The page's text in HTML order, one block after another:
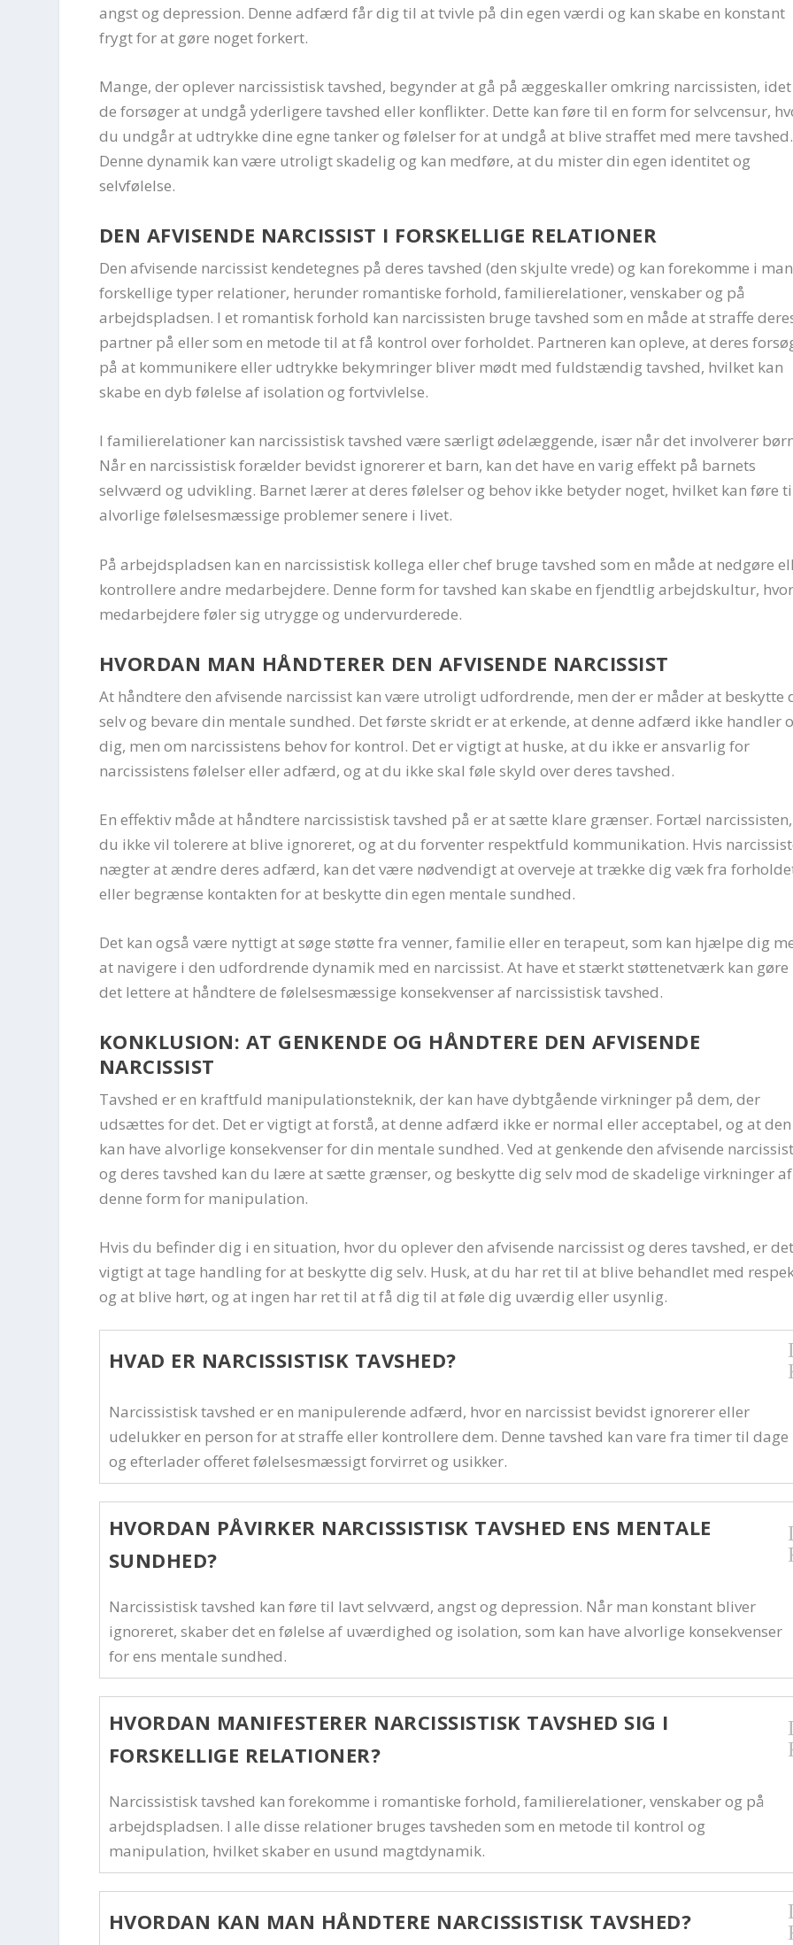
angst og depression. Denne adfærd får dig til at tvivle på din egen værdi og kan skabe en konstant
frygt for at gøre noget forkert.
Mange, der oplever narcissistisk tavshed, begynder at gå på æggeskaller omkring narcissisten, idet
de forsøger at undgå yderligere tavshed eller konflikter. Dette kan føre til en form for selvcensur,
du undgår at udtrykke dine egne tanker og følelser for at undgå at blive straffet med mere tavshed.
Denne dynamik kan være utroligt skadelig og kan medføre, at du mister din egen identitet og
selvfølelse.
DEN AFVISENDE NARCISSIST I FORSKELLIGE RELATIONER
Den afvisende narcissist kendetegnes på deres tavshed (den skjulte vrede) og kan forekomme i
forskellige typer relationer, herunder romantiske forhold, familierelationer, venskaber og på
arbejdspladsen. I et romantisk forhold kan narcissisten bruge tavshed som en måde at straffe
partner på eller som en metode til at få kontrol over forholdet. Partneren kan opleve, at deres
på at kommunikere eller udtrykke bekymringer bliver mødt med fuldstændig tavshed, hvilket kan
skabe en dyb følelse af isolation og fortvivlelse.
I familierelationer kan narcissistisk tavshed være særligt ødelæggende, især når det involverer
Når en narcissistisk forælder bevidst ignorerer et barn, kan det have en varig effekt på barnets
selvværd og udvikling. Barnet lærer at deres følelser og behov ikke betyder noget, hvilket kan føre
alvorlige følelsesmæssige problemer senere i livet.
På arbejdspladsen kan en narcissistisk kollega eller chef bruge tavshed som en måde at nedgøre
kontrollere andre medarbejdere. Denne form for tavshed kan skabe en fjendtlig arbejdskultur, hvor
medarbejdere føler sig utrygge og undervurderede.
HVORDAN MAN HÅNDTERER DEN AFVISENDE NARCISSIST
At håndtere den afvisende narcissist kan være utroligt udfordrende, men der er måder at beskytte
selv og bevare din mentale sundhed. Det første skridt er at erkende, at denne adfærd ikke handler
dig, men om narcissistens behov for kontrol. Det er vigtigt at huske, at du ikke er ansvarlig for
narcissistens følelser eller adfærd, og at du ikke skal føle skyld over deres tavshed.
En effektiv måde at håndtere narcissistisk tavshed på er at sætte klare grænser. Fortæl
du ikke vil tolerere at blive ignoreret, og at du forventer respektfuld kommunikation. Hvis
nægter at ændre deres adfærd, kan det være nødvendigt at overveje at trække dig væk fra
eller begrænse kontakten for at beskytte din egen mentale sundhed.
Det kan også være nyttigt at søge støtte fra venner, familie eller en terapeut, som kan hjælpe dig
at navigere i den udfordrende dynamik med en narcissist. At have et stærkt støttenetværk kan gøre
det lettere at håndtere de følelsesmæssige konsekvenser af narcissistisk tavshed.
KONKLUSION: AT GENKENDE OG HÅNDTERE DEN AFVISENDE
NARCISSIST
Tavshed er en kraftfuld manipulationsteknik, der kan have dybtgående virkninger på dem, der
udsættes for det. Det er vigtigt at forstå, at denne adfærd ikke er normal eller acceptabel, og at den
kan have alvorlige konsekvenser for din mentale sundhed. Ved at genkende den afvisende narcissist
og deres tavshed kan du lære at sætte grænser, og beskytte dig selv mod de skadelige virkninger af
denne form for manipulation.
Hvis du befinder dig i en situation, hvor du oplever den afvisende narcissist og deres tavshed, er det
vigtigt at tage handling for at beskytte dig selv. Husk, at du har ret til at blive behandlet med
og at blive hørt, og at ingen har ret til at få dig til at føle dig uværdig eller usynlig.
HVAD ER NARCISSISTISK TAVSHED?
Narcissistisk tavshed er en manipulerende adfærd, hvor en narcissist bevidst ignorerer eller
udelukker en person for at straffe eller kontrollere dem. Denne tavshed kan vare fra timer til dage
og efterlader offeret følelsesmæssigt forvirret og usikker.
HVORDAN PÅVIRKER NARCISSISTISK TAVSHED ENS MENTALE
SUNDHED?
Narcissistisk tavshed kan føre til lavt selvværd, angst og depression. Når man konstant bliver
ignoreret, skaber det en følelse af uværdighed og isolation, som kan have alvorlige konsekvenser
for ens mentale sundhed.
HVORDAN MANIFESTERER NARCISSISTISK TAVSHED SIG I
FORSKELLIGE RELATIONER?
Narcissistisk tavshed kan forekomme i romantiske forhold, familierelationer, venskaber og på
arbejdspladsen. I alle disse relationer bruges tavsheden som en metode til kontrol og
manipulation, hvilket skaber en usund magtdynamik.
HVORDAN KAN MAN HÅNDTERE NARCISSISTISK TAVSHED?